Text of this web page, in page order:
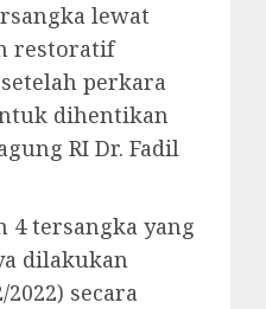
lewat
restoratif
perkara
dihentikan
RI Dr. Fadil
4 tersangka yang
dilakukan
2022) secara